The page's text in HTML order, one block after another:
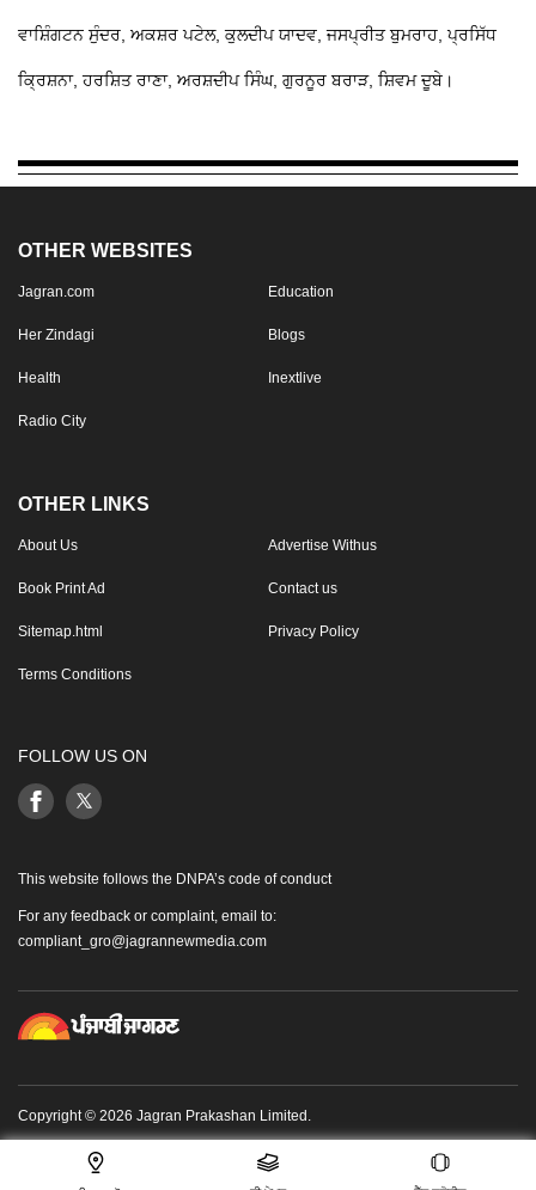
ਵਾਸ਼ਿੰਗਟਨ ਸੁੰਦਰ, ਅਕਸ਼ਰ ਪਟੇਲ, ਕੁਲਦੀਪ ਯਾਦਵ, ਜਸਪ੍ਰੀਤ ਬੁਮਰਾਹ, ਪ੍ਰਸਿੱਧ
ਕ੍ਰਿਸ਼ਨਾ, ਹਰਸ਼ਿਤ ਰਾਣਾ, ਅਰਸ਼ਦੀਪ ਸਿੰਘ, ਗੁਰਨੂਰ ਬਰਾੜ, ਸ਼ਿਵਮ ਦੂਬੇ।
OTHER WEBSITES
Jagran.com Education
Her Zindagi Blogs
Health Inextlive
Radio City
OTHER LINKS
About Us Advertise Withus
Book Print Ad Contact us
Sitemap.html Privacy Policy
Terms Conditions
FOLLOW US ON
This website follows the DNPA’s code of conduct
For any feedback or complaint, email to:
compliant_gro@jagrannewmedia.com
Copyright © 2026 Jagran Prakashan Limited.